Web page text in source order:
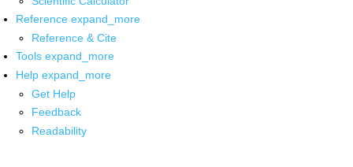
Reference expand_more
Reference & Cite
Tools expand_more
Help expand_more
Get Help
Feedback
Readability